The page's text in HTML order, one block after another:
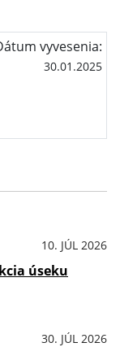
vyvesenia:
30.01.2025
10. JÚL 2026
úseku
30. JÚL 2026